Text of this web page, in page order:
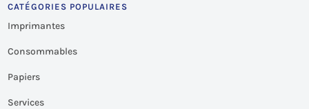
CATÉGORIES POPULAIRES
Imprimantes
Consommables
Papiers
Services